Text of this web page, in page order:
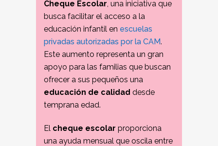
Cheque Escolar, una iniciativa que
busca facilitar el acceso a la
educación infantil en escuelas
privadas autorizadas por la CAM.
Este aumento representa un gran
apoyo para las familias que buscan
ofrecer a sus pequeños una
educación de calidad desde
temprana edad.
El cheque escolar proporciona
una ayuda mensual que oscila entre